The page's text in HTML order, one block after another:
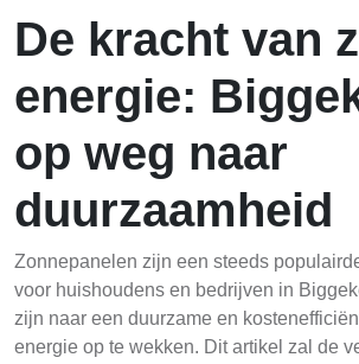
De kracht van
energie:
op weg naar
duurzaamheid
Zonnepanelen zijn een steeds
voor huishoudens en bedrijven in
zijn naar een duurzame en
energie op te wekken. Dit artikel zal de